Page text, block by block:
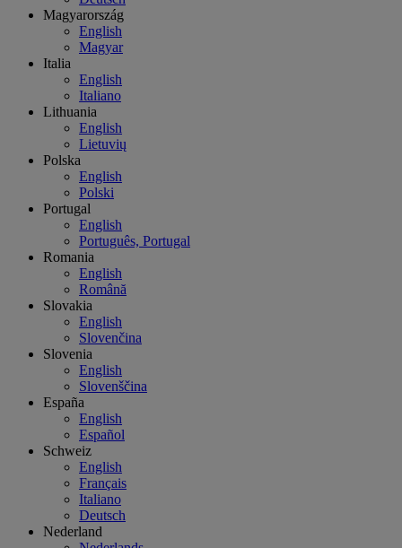
Magyarország
English
Magyar
Italia
English
Italiano
Lithuania
English
Lietuvių
Polska
English
Polski
Portugal
English
Português, Portugal
Romania
English
Română
Slovakia
English
Slovenčina
Slovenia
English
Slovenščina
España
English
Español
Schweiz
English
Français
Italiano
Deutsch
Nederland